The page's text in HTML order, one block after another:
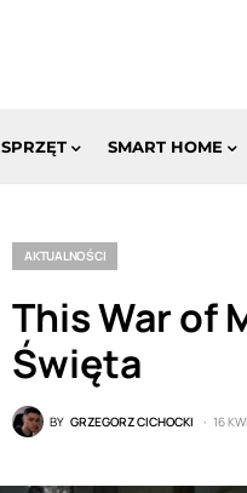
SPRZĘT SMART HOME
AKTUALNOŚCI
This War of
Święta
BY GRZEGORZ CICHOCKI 16